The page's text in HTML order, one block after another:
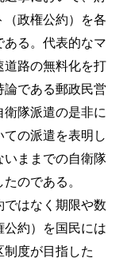
政権公約）を各
る。代表的なマ
道路の無料化を打
である郵政民営
隊派遣の是非に
の派遣を表明し
いままでの自衛隊
のである。
はなく期限や数
約）を国民には
度が目指した